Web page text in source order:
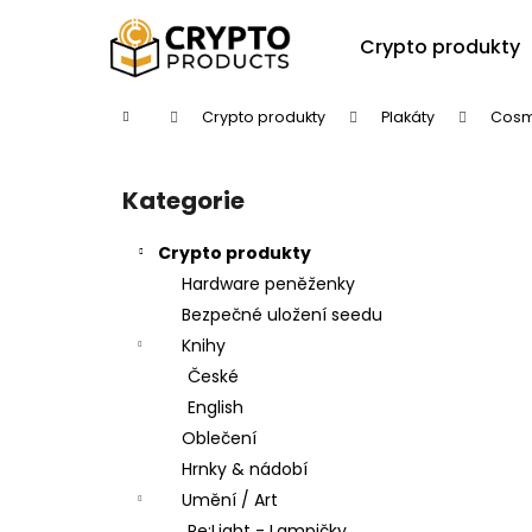
Crypto produkty
Domů Crypto produkty Plakáty
Přeskočit
kategorie
Kategorie
Crypto produkty
Hardware peněženky
Bezpečné uložení seedu
Knihy
České
English
Oblečení
Hrnky & nádobí
Umění / Art
Zpět
Zpět